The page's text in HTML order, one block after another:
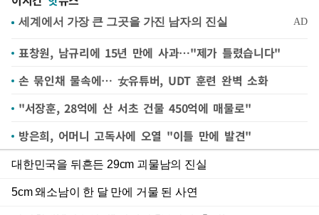
표창원, 남규리에 15년 만에 사과…"제가 틀렸습니다"
손 묶인채 물속에… 女유튜버, UDT 훈련 완벽 소화
"서장훈, 28억에 산 서초 건물 450억에 매물로"
방은희, 어머니 고독사에 오열 "이틀 만에 발견"